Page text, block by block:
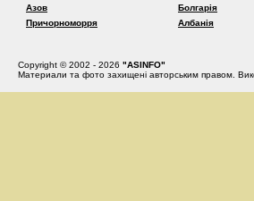
Азов
Причорноморря
Болгарія
Албанія
Copyright © 2002 - 2026 "ASINFO"
Материали та фото захищені авторським правом.